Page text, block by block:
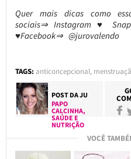
Quer mais dicas como
sociais⇒ Instagram ♥
♥Facebook⇒ @jurovalendo
TAGS: anticoncepcional,
POST DAJU
PAPO
CALCINHA,
SAÚDE E
NUTRIÇÃO
VOCÊ